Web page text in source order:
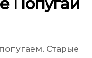
Старые